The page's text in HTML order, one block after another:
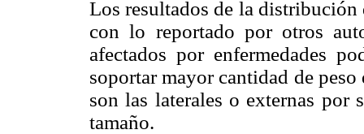
Los resultados de la
con lo reportado por otros
afectados por enfermedades
soportar mayor cantidad de
son las laterales o externas por
tamaño.